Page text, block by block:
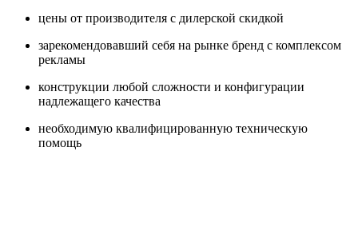
цены от производителя с дилерской скидкой
зарекомендовавший себя на рынке бренд с комплексом
рекламы
конструкции любой сложности и конфигурации
надлежащего качества
необходимую квалифицированную техническую
помощь